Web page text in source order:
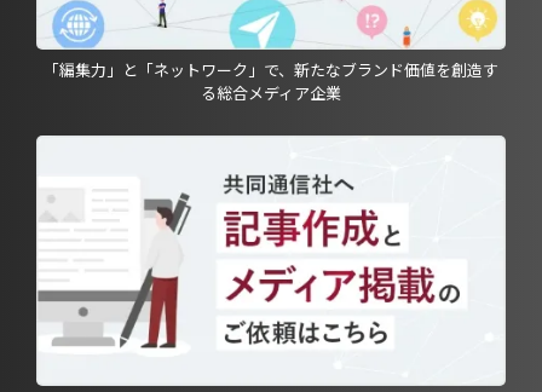
「編集力」と「ネットワーク」で、新たなブランド価値を創造す
る総合メディア企業